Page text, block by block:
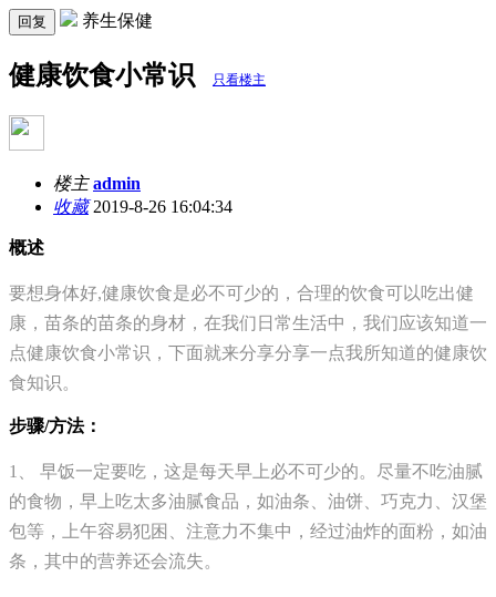
回复 养生保健
健康饮食小常识 只看楼主
楼主 admin
收藏2019-8-26 16:04:34
概述
要想身体好,健康饮食是必不可少的，合理的饮食可以吃出健
康，苗条的苗条的身材，在我们日常生活中，我们应该知道一
点健康饮食小常识，下面就来分享分享一点我所知道的健康饮
食知识。
步骤/方法：
1、 早饭一定要吃，这是每天早上必不可少的。尽量不吃油腻
的食物，早上吃太多油腻食品，如油条、油饼、巧克力、汉堡
包等，上午容易犯困、注意力不集中，经过油炸的面粉，如油
条，其中的营养还会流失。